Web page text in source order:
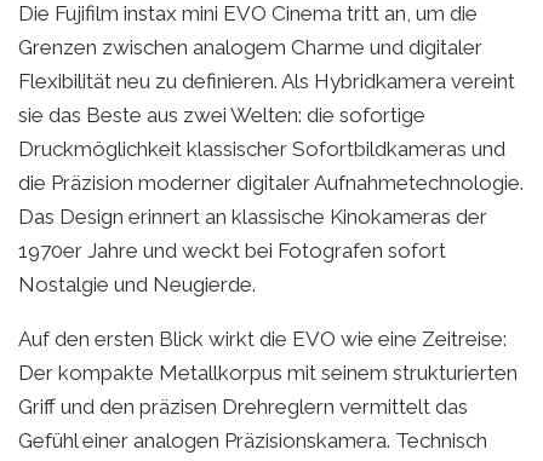
Die Fujifilm instax mini EVO Cinema tritt an, um die
Grenzen zwischen analogem Charme und digitaler
Flexibilität neu zu definieren. Als Hybridkamera vereint
sie das Beste aus zwei Welten: die sofortige
Druckmöglichkeit klassischer Sofortbildkameras und
die Präzision moderner digitaler Aufnahmetechnologie.
Das Design erinnert an klassische Kinokameras der
1970er Jahre und weckt bei Fotografen sofort
Nostalgie und Neugierde.
Auf den ersten Blick wirkt die EVO wie eine Zeitreise:
Der kompakte Metallkorpus mit seinem strukturierten
Griff und den präzisen Drehreglern vermittelt das
Gefühl einer analogen Präzisionskamera. Technisch